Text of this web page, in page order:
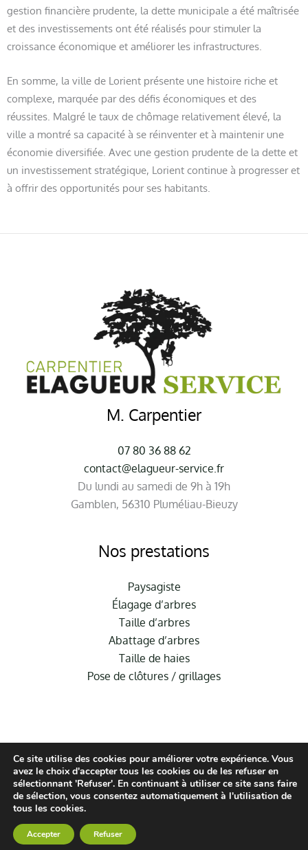
gestion financière prudente, la dette municipale a été maîtrisée
et des investissements ont été réalisés pour stimuler la
croissance économique et améliorer les infrastructures.
En somme, la ville de Lorient présente une histoire riche et
complexe, marquée par des défis économiques et des
réussites. Malgré le taux de chômage relativement élevé, la
ville a montré sa capacité à se réinventer et à maintenir une
économie diversifiée. Avec une gestion prudente de la dette et
un investissement stratégique, Lorient continue à progresser et
à offrir des opportunités pour ses habitants.
M. Carpentier
07 80 36 88 62
contact@elagueur-service.fr
Du lundi au samedi de 9h à 19h
Gamblen, 56310 Pluméliau-Bieuzy
Nos prestations
Paysagiste
Élagage d’arbres
Taille d’arbres
Abattage d’arbres
Taille de haies
Pose de clôtures / grillages
© Hauméa Digital | Tous droits réservés
Ce site utilise des cookies pour améliorer votre expérience. Vous
avez le choix d'accepter tous les cookies ou de les refuser en
sélectionnant 'Refuser'. En continuant à utiliser ce site sans faire
de sélection, vous consentez automatiquement à l'utilisation de
tous les cookies.
Accepter Refuser